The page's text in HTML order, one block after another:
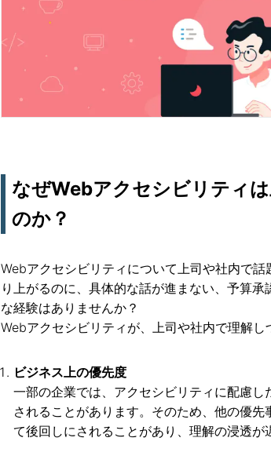
なぜWebアクセシビリティ
のか？
Webアクセシビリティについて上司や社内で
り上がるのに、具体的な話が進まない、予算
な経験はありませんか？
Webアクセシビリティが、上司や社内で理解し
ビジネス上の優先度
一部の企業では、アクセシビリティに配慮
されることがあります。そのため、他の優
て後回しにされることがあり、理解の浸透が